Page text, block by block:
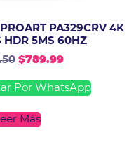
PA329CRV 4K
HDR 5MS 60HZ
$789.99
Por WhatsApp
Más